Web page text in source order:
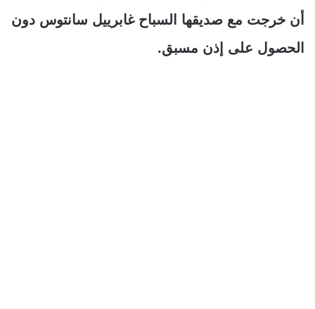
أن خرجت مع صديقها السباح غابرييل سانتوس دون
الحصول على إذن مسبق.